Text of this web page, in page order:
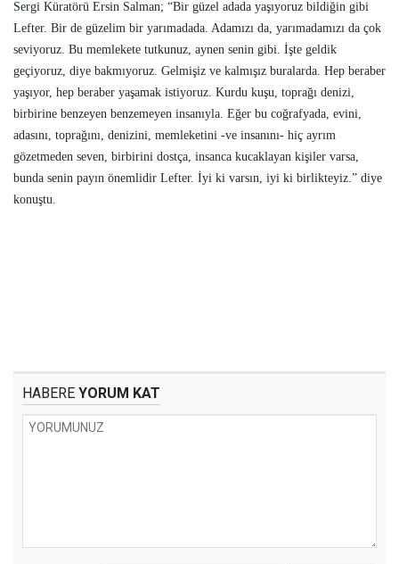
Sergi Küratörü Ersin Salman; “Bir güzel adada yaşıyoruz bildiğin gibi
Lefter. Bir de güzelim bir yarımadada. Adamızı da, yarımadamızı da çok
seviyoruz. Bu memlekete tutkunuz, aynen senin gibi. İşte geldik
geçiyoruz, diye bakmıyoruz. Gelmişiz ve kalmışız buralarda. Hep beraber
yaşıyor, hep beraber yaşamak istiyoruz. Kurdu kuşu, toprağı denizi,
birbirine benzeyen benzemeyen insanıyla. Eğer bu coğrafyada, evini,
adasını, toprağını, denizini, memleketini -ve insanını- hiç ayrım
gözetmeden seven, birbirini dostça, insanca kucaklayan kişiler varsa,
bunda senin payın önemlidir Lefter. İyi ki varsın, iyi ki birlikteyiz.” diye
konuştu.
HABERE YORUM KAT